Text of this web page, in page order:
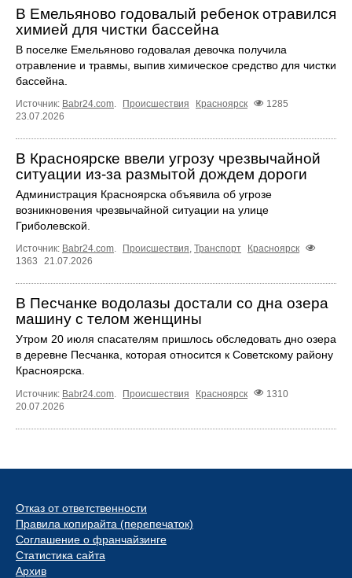
В Емельяново годовалый ребенок отравился
химией для чистки бассейна
В поселке Емельяново годовалая девочка получила
отравление и травмы, выпив химическое средство для чистки
бассейна.
Источник: Babr24.com. Происшествия Красноярск
1285
23.07.2026
В Красноярске ввели угрозу чрезвычайной
ситуации из-за размытой дождем дороги
Администрация Красноярска объявила об угрозе
возникновения чрезвычайной ситуации на улице
Гриболевской.
Источник: Babr24.com. Происшествия, Транспорт
Красноярск
1363
21.07.2026
В Песчанке водолазы достали со дна озера
машину с телом женщины
Утром 20 июля спасателям пришлось обследовать дно озера
в деревне Песчанка, которая относится к Советскому району
Красноярска.
Источник: Babr24.com Происшествия Красноярск
1310
20.07.2026
Отказ от ответственности
Правила копирайта (перепечаток)
Соглашение о франчайзинге
Статистика сайта
Архив